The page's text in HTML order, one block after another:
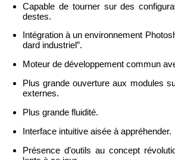
Ca­pable de tour­ner sur des
destes.
In­té­gra­tion à un en­vi­ron­ne­ment
dard in­dus­triel”.
Mo­teur de dé­ve­lop­pe­ment com­mun
Plus grande ou­ver­ture aux mo­dules
ex­ternes.
Plus grande flui­dité.
In­ter­face in­tui­tive aisée à ap­pré­hen­der.
Pré­sence d’ou­tils au concept